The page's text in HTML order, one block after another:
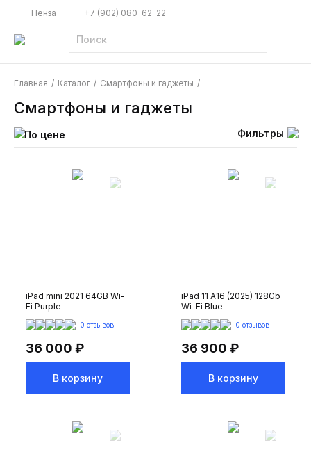
Пенза +7 (902) 080-62-22
Главная / Каталог / Смартфоны и гаджеты /
Смартфоны и гаджеты
По цене Фильтры
iPad mini 2021 64GB Wi-
Fi Purple
0 отзывов
36 000 ₽
В корзину
iPad 11 A16 (2025) 128Gb
Wi-Fi Blue
0 отзывов
36 900 ₽
В корзину